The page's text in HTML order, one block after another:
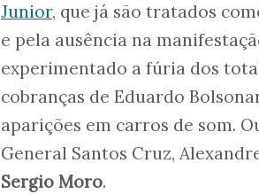
Junior, que já são tratados
e pela ausência na
experimentado a fúria dos
cobranças de Eduardo
aparições em carros de som.
General Santos Cruz,
Sergio Moro.